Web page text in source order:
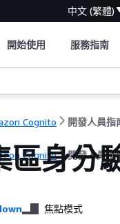
中文 (繁體)
開始使用 服務指南
Cognito 開發人員指
Cognito 開發人員指
區身分
焦點模式